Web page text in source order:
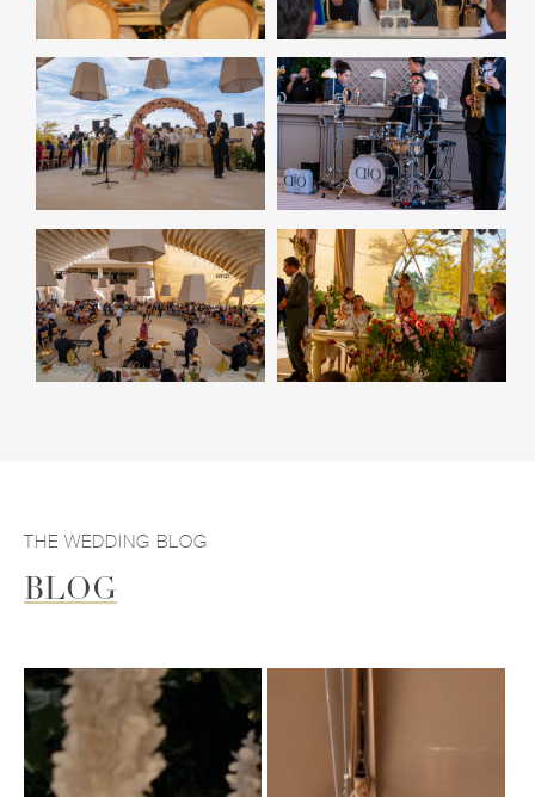
THE WEDDING BLOG
BLOG